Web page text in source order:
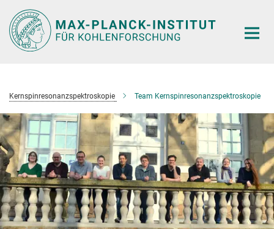
Hauptinhalt
Kernspinresonanzspektroskopie Team Kernspinresonanzspektroskopie